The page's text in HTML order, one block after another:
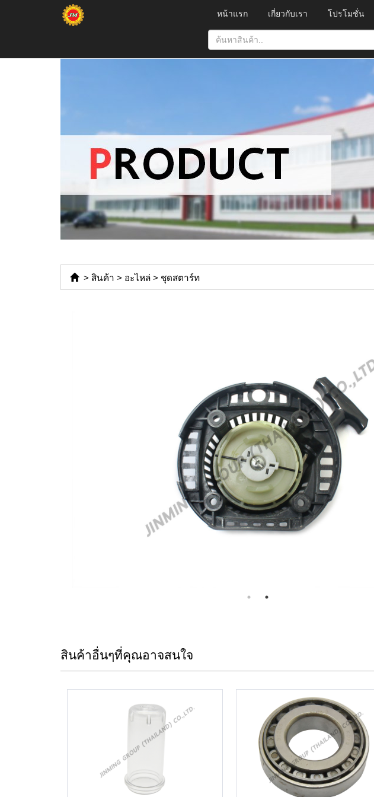
หน้าแรก เกี่ยวกับเรา โปรโมชั่น
> สินค้า > อะไหล่ > ชุดสตาร์ท
สินค้าอื่นๆที่คุณอาจสนใจ